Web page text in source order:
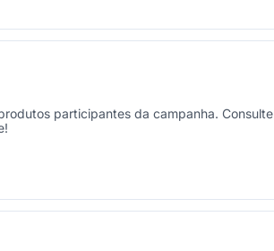
participantes da campanha. Consulte